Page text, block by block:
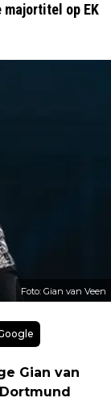
majortitel op EK
Foto: Gian van Veen
Gian van